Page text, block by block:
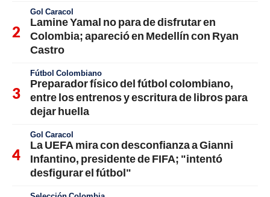
Gol Caracol
Lamine Yamal no para de disfrutar en
Colombia; apareció en Medellín con Ryan
Castro
Fútbol Colombiano
Preparador físico del fútbol colombiano,
entre los entrenos y escritura de libros para
dejar huella
Gol Caracol
La UEFA mira con desconfianza a Gianni
Infantino, presidente de FIFA; "intentó
desfigurar el fútbol"